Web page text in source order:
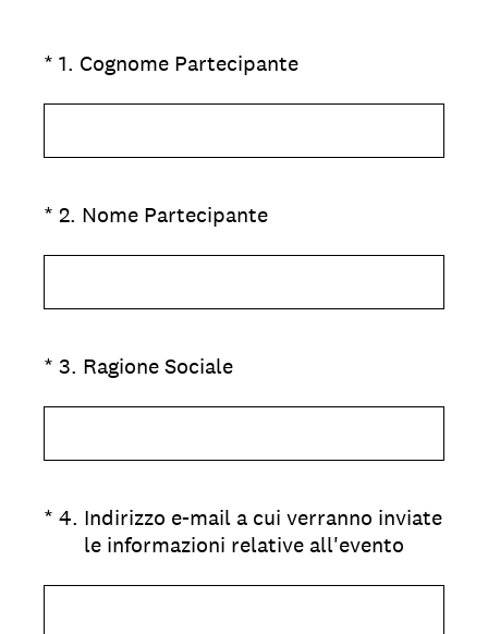
* 1. Cognome Partecipante
(Obbligatorio)
* 2. Nome Partecipante
(Obbligatorio)
* 3. Ragione Sociale
(Obbligatorio)
* 4. Indirizzo e-mail a cui verranno inviate
le informazioni relative all'evento
(Obbligatorio)